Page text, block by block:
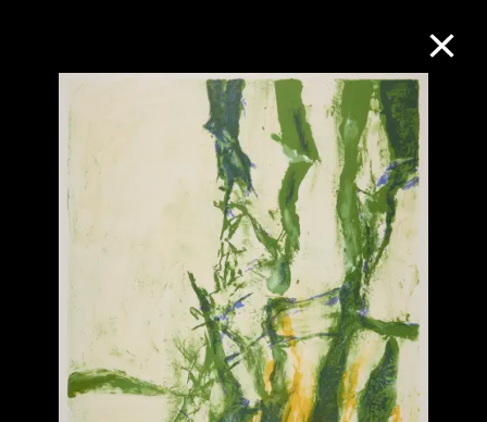
M+藏品
进一步筛选 搜索
关于M+藏品
探索世界顶级的二十及二十一世纪视觉